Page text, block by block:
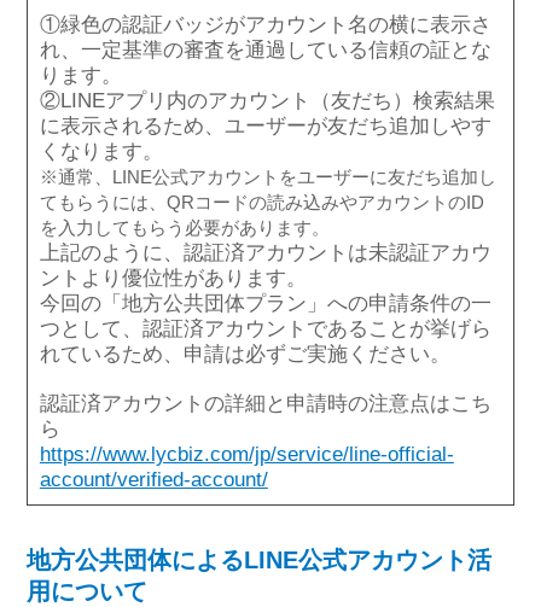
①緑色の認証バッジがアカウント名の横に表示さ
れ、一定基準の審査を通過している信頼の証とな
ります。
②LINEアプリ内のアカウント（友だち）検索結果
に表示されるため、ユーザーが友だち追加しやす
くなります。
※通常、LINE公式アカウントをユーザーに友だち追加し
てもらうには、QRコードの読み込みやアカウントのID
を入力してもらう必要があります。
上記のように、認証済アカウントは未認証アカウ
ントより優位性があります。
今回の「地方公共団体プラン」への申請条件の一
つとして、認証済アカウントであることが挙げら
れているため、申請は必ずご実施ください。
認証済アカウントの詳細と申請時の注意点はこち
ら
https://www.lycbiz.com/jp/service/line-official-
account/verified-account/
地方公共団体によるLINE公式アカウント活
用について